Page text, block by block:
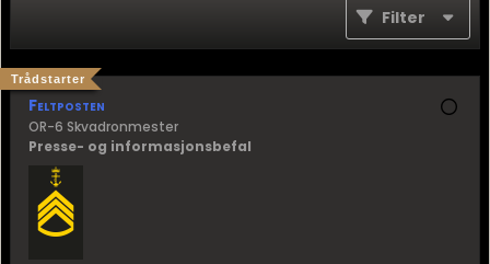
Filter
Feltposten
Trådstarter
OR-6 Skvadronmester
Presse- og informasjonsbefal